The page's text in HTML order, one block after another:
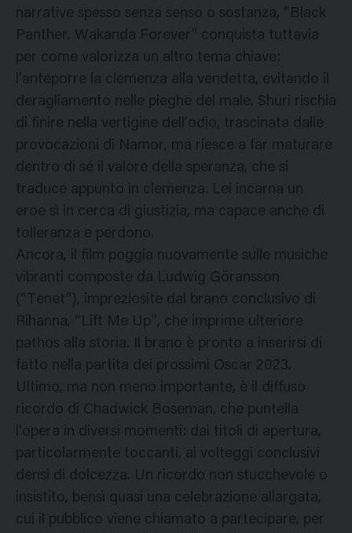
narrative spesso senza senso o sostanza, “Black
Panther. Wakanda Forever” conquista tuttavia
per come valorizza un altro tema chiave:
l’anteporre la clemenza alla vendetta, evitando il
deragliamento nelle pieghe del male. Shuri rischia
di finire nella vertigine dell’odio, trascinata dalle
provocazioni di Namor, ma riesce a far maturare
dentro di sé il valore della speranza, che si
traduce appunto in clemenza. Lei incarna un
eroe sì in cerca di giustizia, ma capace anche di
tolleranza e perdono.
Ancora, il film poggia nuovamente sulle musiche
vibranti composte da Ludwig Göransson
(“Tenet”), impreziosite dal brano conclusivo di
Rihanna, “Lift Me Up”, che imprime ulteriore
pathos alla storia. Il brano è pronto a inserirsi di
fatto nella partita dei prossimi Oscar 2023.
Ultimo, ma non meno importante, è il diffuso
ricordo di Chadwick Boseman, che puntella
l’opera in diversi momenti: dai titoli di apertura,
particolarmente toccanti, ai volteggi conclusivi
densi di dolcezza. Un ricordo non stucchevole o
insistito, bensì quasi una celebrazione allargata,
cui il pubblico viene chiamato a partecipare, per